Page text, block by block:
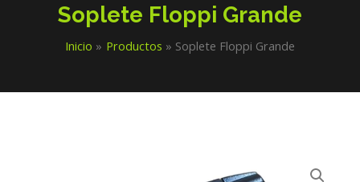
Soplete Floppi Grande
Inicio Productos Soplete Floppi Grande